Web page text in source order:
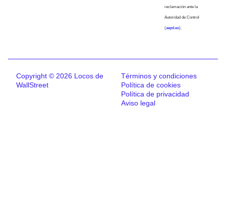
reclamación ante la
Autoridad de Control
(aepd.es).
Copyright © 2026 Locos de
WallStreet
Términos y condiciones
Política de cookies
Política de privacidad
Aviso legal